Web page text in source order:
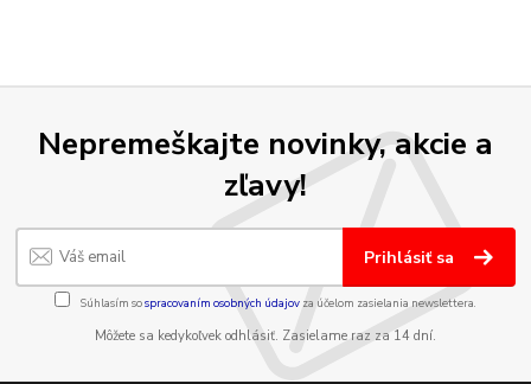
Nepremeškajte novinky, akcie a
zľavy!
Prihlásiť sa
Súhlasím sospracovaním osobných údajov za účelom zasielania newslettera.
Môžete sa kedykoľvek odhlásiť. Zasielame raz za 14 dní.